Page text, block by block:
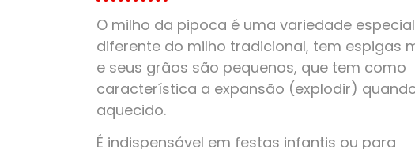
O milho da pipoca é uma variedade
diferente do milho tradicional, tem espigas
e seus grãos são pequenos, que tem como
característica a expansão (explodir)
aquecido.
É indispensável em festas infantis ou para